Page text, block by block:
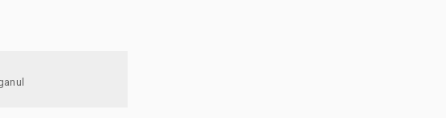
eveniment la Baraganul